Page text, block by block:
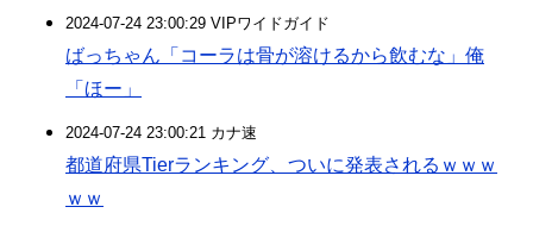
2024-07-24 23:00:29 VIPワイドガイド
ばっちゃん「コーラは骨が溶けるから飲むな」俺
「ほー」
2024-07-24 23:00:21 カナ速
都道府県Tierランキング、ついに発表されるｗｗｗ
ｗｗ